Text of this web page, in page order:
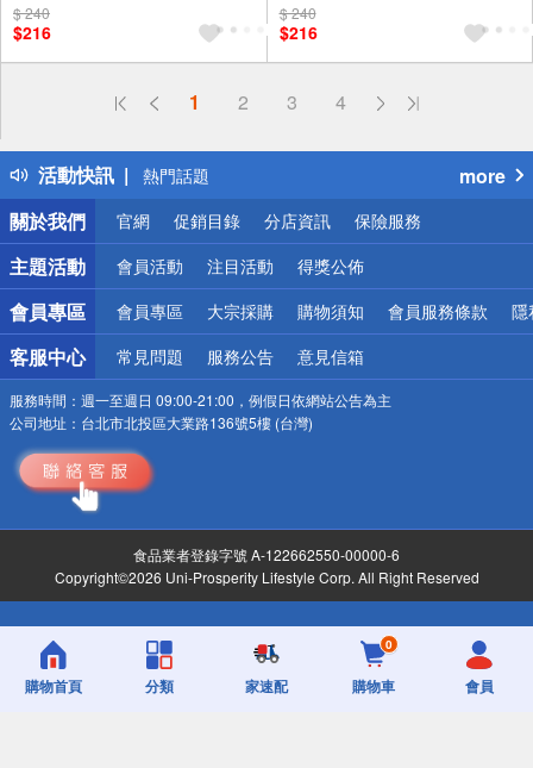
$ 240
$216
$ 240
$216
1 2 3 4
活動快訊
偏遠地區配送
得獎公告
熱門話題
銀行優惠
偏遠地區配送
詐騙網頁！請小心！
more
關於我們
官網 促銷目錄 分店資訊 保險服務
主題活動 會員活動 注目活動 得獎公佈
會員專區 會員專區 大宗採購 購物須知 會員服務條款 隱
客服中心 常見問題 服務公告 意見信箱
服務時間： 週一至週日 09:00-21:00，例假日依網站公告為主
公司地址： 台北市北投區大業路136號5樓 (台灣)
食品業者登錄字號 A-122662550-00000-6
Copyright©2026 Uni-Prosperity Lifestyle Corp. All Right Reserved
購物首頁 分類 家速配
0
購物車 會員